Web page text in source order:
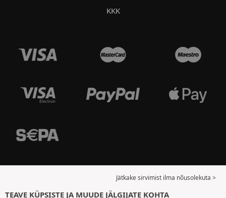
KKK
Jätkake sirvimist ilma nõusolekuta >
TEAVE KÜPSISTE JA MUUDE JÄLGIJATE KOHTA